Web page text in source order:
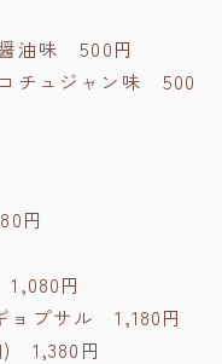
油味 500円
チュジャン味 500
円
円
プサル 1,180円
1,380円